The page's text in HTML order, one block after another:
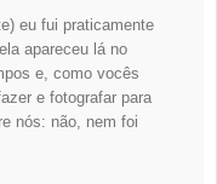
eu fui praticamente
apareceu lá no
e, como vocês
e fotografar para
nós: não, nem foi